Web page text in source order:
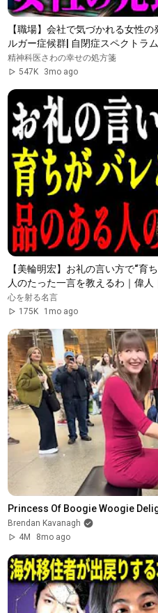
【職場】会社で気づかれる女性
ルガー症候群| 自閉症スペクトラ
ASD・LD
精神科医さわの幸せの処方箋
547K
3mo ago
【美輪明宏】お礼の言い方で“育
人のたった一言を教えるわ｜偉
｜
心を射る名言
175K
1mo ago
Princess Of Boogie Woogie
Brendan Kavanagh
4M
8mo ago